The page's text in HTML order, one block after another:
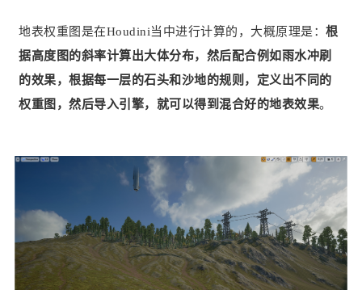
地表权重图是在Houdini当中进行计算的，大概原理是： 根
据高度图的斜率计算出大体分布，然后配合例如雨水冲刷
的效果，根据每一层的石头和沙地的规则，定义出不同的
权重图，然后导入引擎，就可以得到混合好的地表效果。